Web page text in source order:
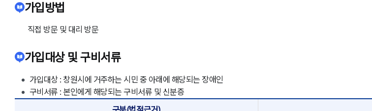
가입방법
직접 방문 및 대리 방문
가입대상 및 구비서류
가입대상 : 창원시에 거주하는 시민 중 아래에 해당되는 장애인
구비서류 : 본인에게 해당되는 구비서류 및 신분증